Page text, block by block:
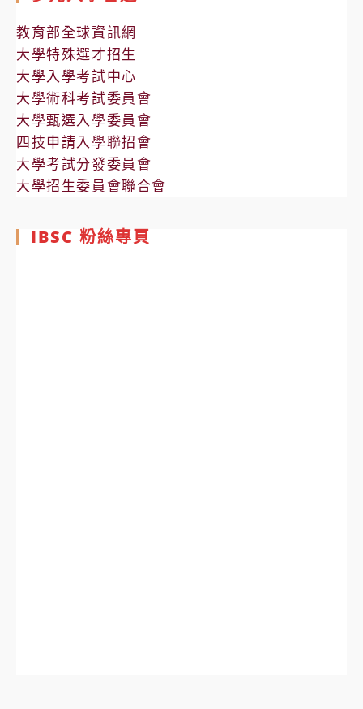
教育部全球資訊網
大學特殊選才招生
大學入學考試中心
大學術科考試委員會
大學甄選入學委員會
四技申請入學聯招會
大學考試分發委員會
大學招生委員會聯合會
IBSC 粉絲專頁